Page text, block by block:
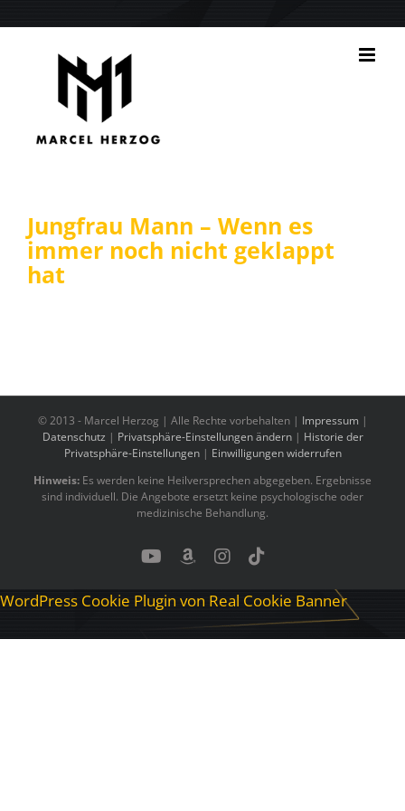
Jungfrau Mann – Wenn es
immer noch nicht geklappt
hat
© 2013 - Marcel Herzog | Alle Rechte vorbehalten | Impressum |
Datenschutz | Privatsphäre-Einstellungen ändern| Historie der
Privatsphäre-Einstellungen| Einwilligungen widerrufen
Hinweis: Es werden keine Heilversprechen abgegeben. Ergebnisse
sind individuell. Die Angebote ersetzt keine psychologische oder
medizinische Behandlung.
YouTubeBenutzerdefiniert
Instagram
Tiktok
WordPress Cookie Plugin von Real Cookie Banner